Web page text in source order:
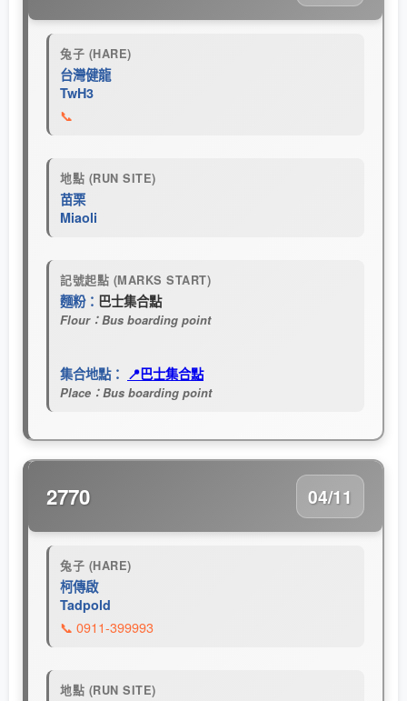
兔子 (HARE)
台灣健龍
TwH3
📞
地點 (RUN SITE)
苗栗
Miaoli
記號起點 (MARKS START)
麵粉： 巴士集合點
Flour：Bus boarding point
集合地點： 📍巴士集合點
Place：Bus boarding point
2770 04/11
兔子 (HARE)
柯傳啟
Tadpold
📞 0911-399993
地點 (RUN SITE)